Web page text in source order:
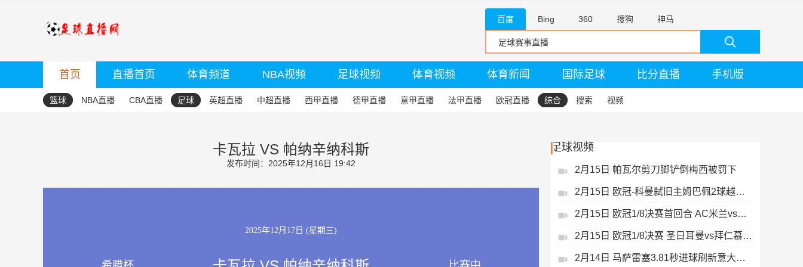
百度 Bing 360 搜狗 神马
首页 直播首页 体育频道 NBA视频 足球视频 体育视频 体育新闻 国际足球 比分直播 手机版
篮球 NBA直播 CBA直播 足球 英超直播 中超直播 西甲直播 德甲直播 意甲直播 法甲直播 欧冠直播 综合 搜索 视频
卡瓦拉 VS 帕纳辛纳科斯
发布时间：2025年12月16日 19:42
2025年12月17日 (星期三)
足球视频
2月15日 帕瓦尔剪刀脚铲倒梅西被罚下
2月15日 欧冠-科曼弑旧主姆巴佩2球越位无效
2月15日 欧冠1/8决赛首回合 AC米兰vs热刺 录像 集锦
2月15日 欧冠1/8决赛 圣日耳曼vs拜仁慕尼黑 录像 集锦
2月14日 马萨雷塞3.81秒进球刷新意大利历史